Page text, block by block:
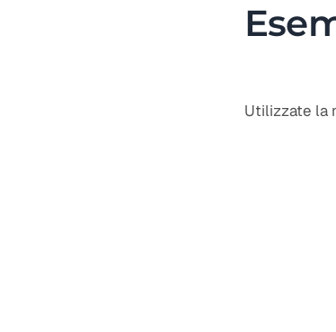
Utilizzate la